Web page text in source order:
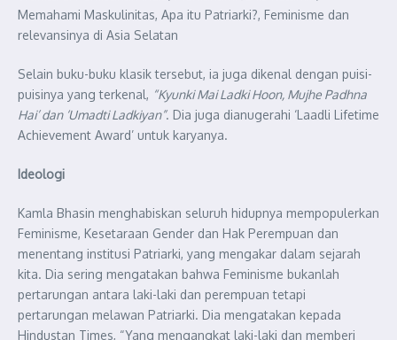
Memahami Maskulinitas, Apa itu Patriarki?, Feminisme dan
relevansinya di Asia Selatan
Selain buku-buku klasik tersebut, ia juga dikenal dengan puisi-
puisinya yang terkenal, “Kyunki Mai Ladki Hoon, Mujhe Padhna
Hai’ dan ‘Umadti Ladkiyan”. Dia juga dianugerahi ‘Laadli Lifetime
Achievement Award’ untuk karyanya.
Ideologi
Kamla Bhasin menghabiskan seluruh hidupnya mempopulerkan
Feminisme, Kesetaraan Gender dan Hak Perempuan dan
menentang institusi Patriarki, yang mengakar dalam sejarah
kita. Dia sering mengatakan bahwa Feminisme bukanlah
pertarungan antara laki-laki dan perempuan tetapi
pertarungan melawan Patriarki. Dia mengatakan kepada
Hindustan Times, “Yang mengangkat laki-laki dan memberi